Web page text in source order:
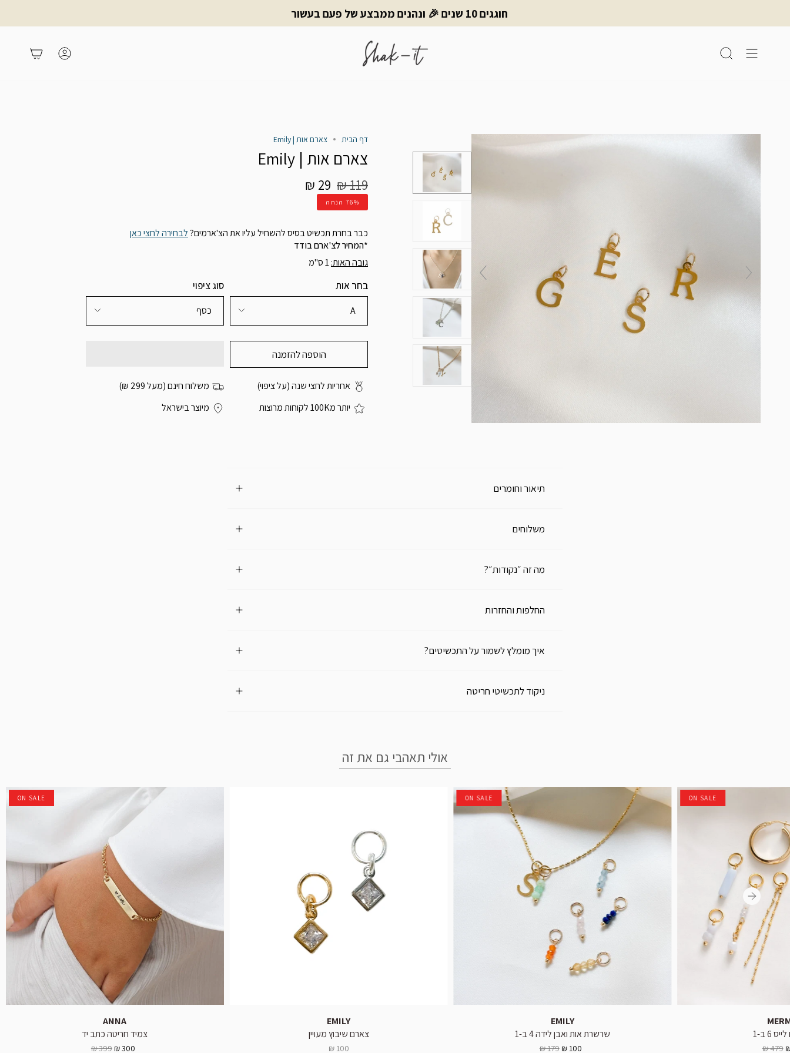
חוגגים 10 שנים 🎉 ונהנים ממבצע של פעם בעשור
חיפוש משתמש
דף הבית צארם אות | Emily
צארם אות | Emily
29 ₪
מחיר
רגיל
119 ₪
76%הנחה
כבר בחרת תכשיט בסיס להשחיל עליו את הצ'ארמים?לבחירה לחצי כאן
*המחיר לצ'ארם בודד
גובה האות:
בחר אות
A
סוג ציפוי
כסף
הוספה להזמנה
אחריות לחצי שנה (על ציפוי)
משלוח חינם (מעל 299 ₪)
יותר מ100K לקוחות מרוצות
מיוצר בישראל
תיאור וחומרים
משלוחים
מה זה ״נקודות״?
החלפות והחזרות
איך מומלץ לשמור על התכשיטים?
ניקוד לתכשיטי חריטה
אולי תאהבי גם את זה
ON SALE
ANNA
צמיד חריטה כתב יד
300 ₪
399 ₪
EMILY
צארם שיבוץ מעויין
100 ₪
ON SALE
EMILY
שרשרת אות ואבן לידה 4 ב-1
100 ₪
179 ₪
ON SALE
6 ב-1
479 ₪